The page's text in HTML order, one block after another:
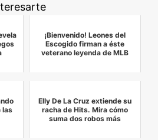
¡Bienvenido! Leones del
Escogido firman a éste
veterano leyenda de MLB
las
Elly De La Cruz extiende su
racha de Hits. Mira cómo
suma dos robos más